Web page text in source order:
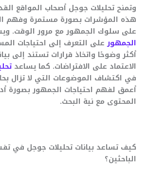
وتمنح تحليلات جوجل أصحاب المواقع
هذه المؤشرات بصورة مستمرة وفهم
على سلوك الجمهور مع مرور الوقت.
الجمهورعلى التعرف إلى احتياجات
أكثر وضوحًا واتخاذ قرارات تستند إلى
الاعتماد على الافتراضات. كما يساعد
في اكتشاف الموضوعات التي لا تزال
أعمق لفهم احتياجات الجمهور بصورة
المحتوى مع نية البحث.
كيف تساعد بيانات تحليلات جوجل في
الباحثين؟